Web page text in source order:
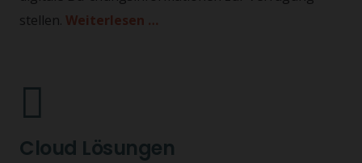
stellen. Weiterlesen …
Cloud Lösungen